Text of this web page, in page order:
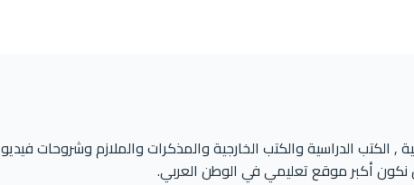
الدراسية والكتب الخارجية والمذكرات والملازم وشروحات فيديو
أكبر موقع تعليمي في الوطن العربي.